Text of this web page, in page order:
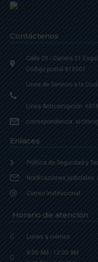
Contáctenos
Calle 20 - Carrera 21
Código postal 810001
Linea de Servicio a la
Linea Anticorrupción:
correspondencia:
Enlaces
Política de Seguridad y
Notificaciones
Correo Institucional
Horario de atención
Lunes a viernes
8:00 AM - 12:00 AM